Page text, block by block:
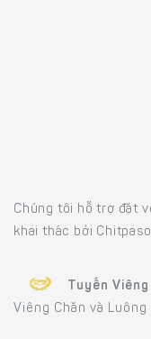
Chúng tôi hỗ trợ đặt
khai thác bởi
Tuyến
Viêng Chăn và Luông